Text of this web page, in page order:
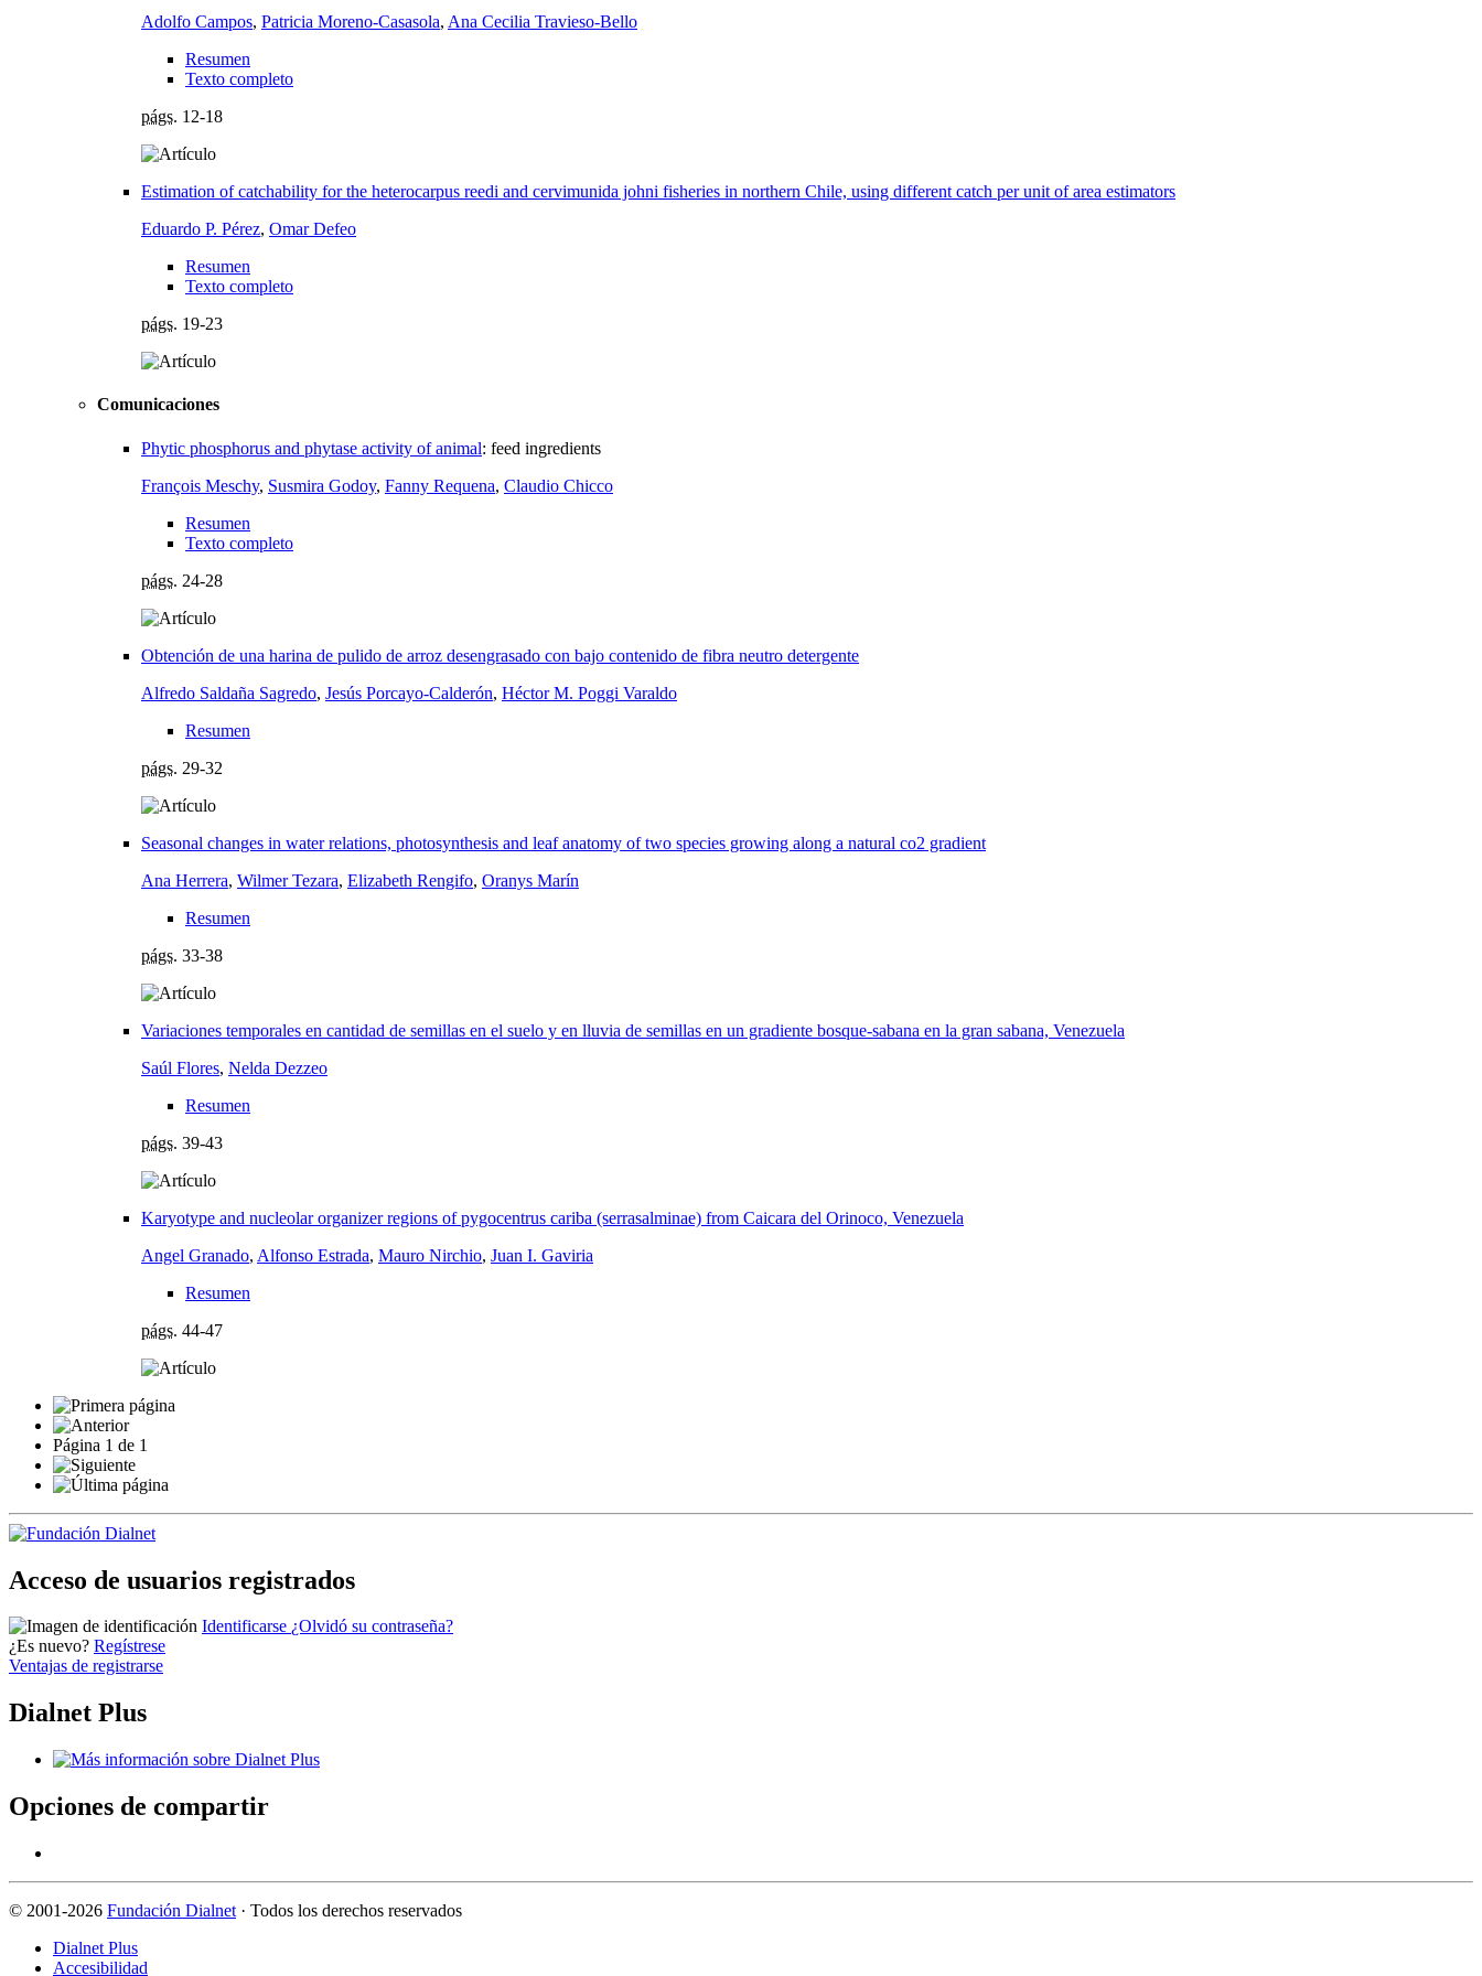
Adolfo Campos, Patricia Moreno-Casasola, Ana Cecilia Travieso-Bello
Resumen
Texto completo
págs. 12-18
Estimation of catchability for the heterocarpus reedi and cervimunida johni fisheries in northern Chile, using different catch per unit of area estimators
Eduardo P. Pérez, Omar Defeo
Resumen
Texto completo
págs. 19-23
Comunicaciones
Phytic phosphorus and phytase activity of animal: feed ingredients
François Meschy, Susmira Godoy, Fanny Requena, Claudio Chicco
Resumen
Texto completo
págs. 24-28
Obtención de una harina de pulido de arroz desengrasado con bajo contenido de fibra neutro detergente
Alfredo Saldaña Sagredo, Jesús Porcayo-Calderón, Héctor M. Poggi Varaldo
Resumen
págs. 29-32
Seasonal changes in water relations, photosynthesis and leaf anatomy of two species growing along a natural co2 gradient
Ana Herrera, Wilmer Tezara, Elizabeth Rengifo, Oranys Marín
Resumen
págs. 33-38
Variaciones temporales en cantidad de semillas en el suelo y en lluvia de semillas en un gradiente bosque-sabana en la gran sabana, Venezuela
Saúl Flores, Nelda Dezzeo
Resumen
págs. 39-43
Karyotype and nucleolar organizer regions of pygocentrus cariba (serrasalminae) from Caicara del Orinoco, Venezuela
Angel Granado, Alfonso Estrada, Mauro Nirchio, Juan I. Gaviria
Resumen
págs. 44-47
Página 1 de 1
Acceso de usuarios registrados
Identificarse ¿Olvidó su contraseña?
¿Es nuevo? Regístrese
Ventajas de registrarse
Dialnet Plus
Opciones de compartir
© 2001-2026 Fundación Dialnet · Todos los derechos reservados
Dialnet Plus
Accesibilidad